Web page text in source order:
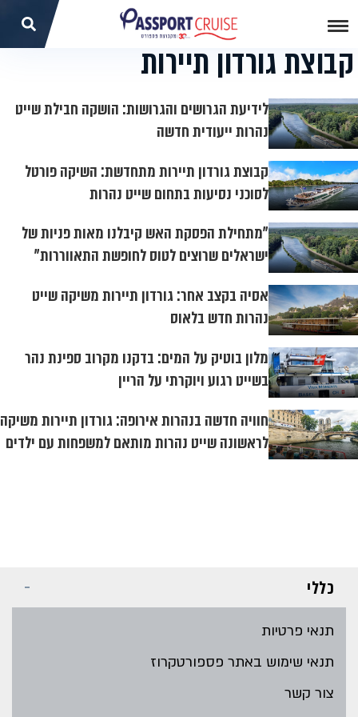
קבוצת גורדון תיירות
לידיעת הגרושים והגרושות: הושקה חבילת שייט
נהרות ייעודית חדשה
קבוצת גורדון תיירות מתחדשת: השיקה פורטל
לסוכני נסיעות בתחום שייט נהרות
"מתחילת הפסקת האש קיבלנו מאות פניות של
ישראלים שרוצים לטוס לחופשת התאווררות"
אסיה בקצב אחר: גורדון תיירות משיקה שייט
נהרות חדש בלאוס
מלון בוטיק על המים: בדקנו מקרוב ספינת נהר
בשייט רגוע ויוקרתי על הריין
חוויה חדשה בנהרות אירופה: גורדון תיירות משיקה
לראשונה שייט נהרות מותאם למשפחות עם ילדים
כללי
תנאי פרטיות
תנאי שימוש באתר פספורטקרוז
צור קשר